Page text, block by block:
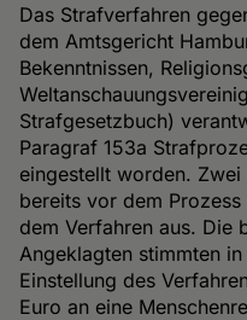
Das Strafverfahren
dem Amtsgericht
Bekenntnissen,
Strafgesetzbuch)
Paragraf 153a
eingestellt worden.
bereits vor dem
dem Verfahren aus. Die
Angeklagten stimmten
Einstellung des
Euro an eine